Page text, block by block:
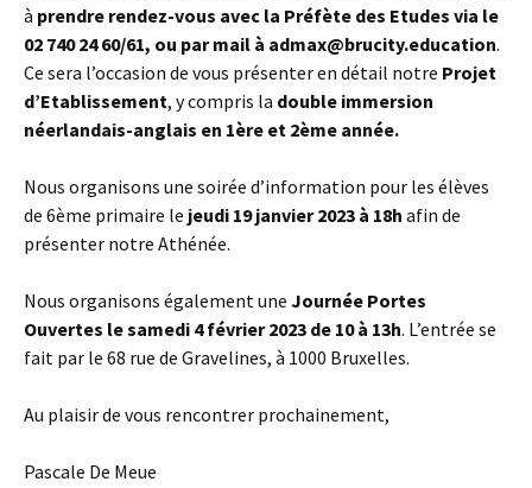
à prendre rendez-vous avec la Préfète des Etudes via le
02 740 24 60/61, ou par mail à admax@brucity.education.
Ce sera l’occasion de vous présenter en détail notre Projet
d’Etablissement, y compris la double immersion
néerlandais-anglais en 1ère et 2ème année.
Nous organisons une soirée d’information pour les élèves
de 6ème primaire le jeudi 19 janvier 2023 à 18h afin de
présenter notre Athénée.
Nous organisons également une Journée Portes
Ouvertes le samedi 4 février 2023 de 10 à 13h. L’entrée se
fait par le 68 rue de Gravelines, à 1000 Bruxelles.
Au plaisir de vous rencontrer prochainement,
Pascale De Meue